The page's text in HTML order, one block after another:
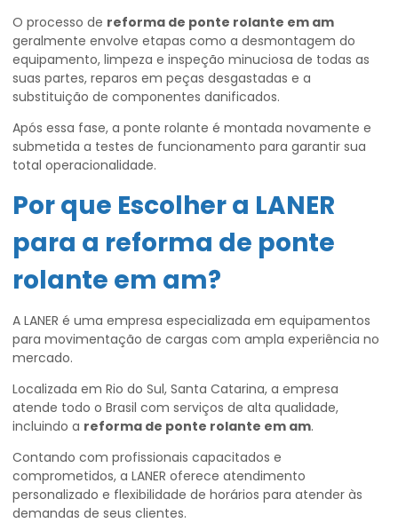
O processo de reforma de ponte rolante em am
geralmente envolve etapas como a desmontagem do
equipamento, limpeza e inspeção minuciosa de todas as
suas partes, reparos em peças desgastadas e a
substituição de componentes danificados.
Após essa fase, a ponte rolante é montada novamente e
submetida a testes de funcionamento para garantir sua
total operacionalidade.
Por que Escolher a LANER
para a reforma de ponte
rolante em am?
A LANER é uma empresa especializada em equipamentos
para movimentação de cargas com ampla experiência no
mercado.
Localizada em Rio do Sul, Santa Catarina, a empresa
atende todo o Brasil com serviços de alta qualidade,
incluindo a reforma de ponte rolante em am.
Contando com profissionais capacitados e
comprometidos, a LANER oferece atendimento
personalizado e flexibilidade de horários para atender às
demandas de seus clientes.